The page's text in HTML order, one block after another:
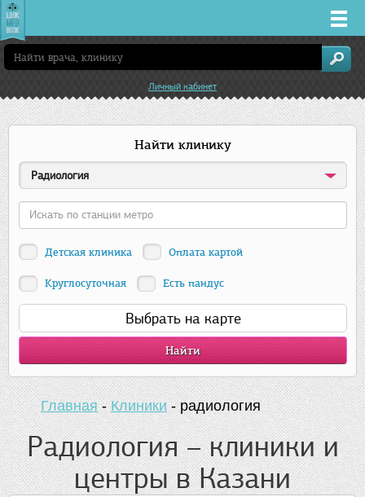
Врачи
Клиники
Лекарства
Акции
Услуги
Личный кабинет
Найти клинику
Радиология
Детская клиника Оплата картой
Круглосуточная Есть пандус
Выбрать на карте
Главная-Клиники-радиология
Радиология – клиники и
центры в Казани